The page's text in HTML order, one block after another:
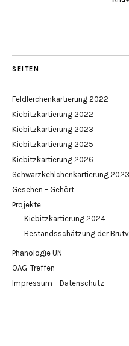
SEITEN
Feldlerchenkartierung 2022
Kiebitzkartierung 2022
Kiebitzkartierung 2023
Kiebitzkartierung 2025
Kiebitzkartierung 2026
Schwarzkehlchenkartierung
Gesehen – Gehört
Projekte
Kiebitzkartierung 2024
Bestandsschätzung der
Phänologie UN
OAG-Treffen
Impressum – Datenschutz